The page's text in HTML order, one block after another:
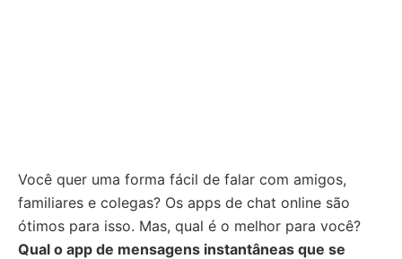
Você quer uma forma fácil de falar com amigos,
familiares e colegas? Os apps de chat online são
ótimos para isso. Mas, qual é o melhor para você?
Qual o app de mensagens instantâneas que se